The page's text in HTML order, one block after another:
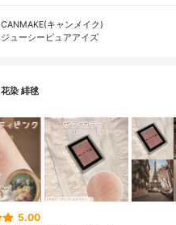
CANMAKE(キャンメイク)
ジューシーピュアアイズ
花染 緋毬
5.00